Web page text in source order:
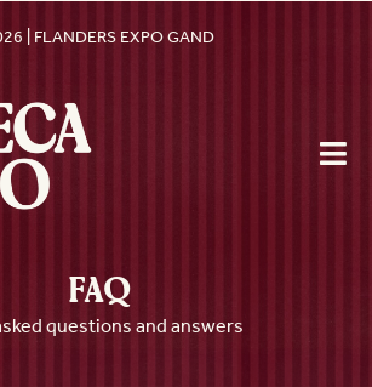
| FLANDERS EXPO GAND
FAQ
questions and answers